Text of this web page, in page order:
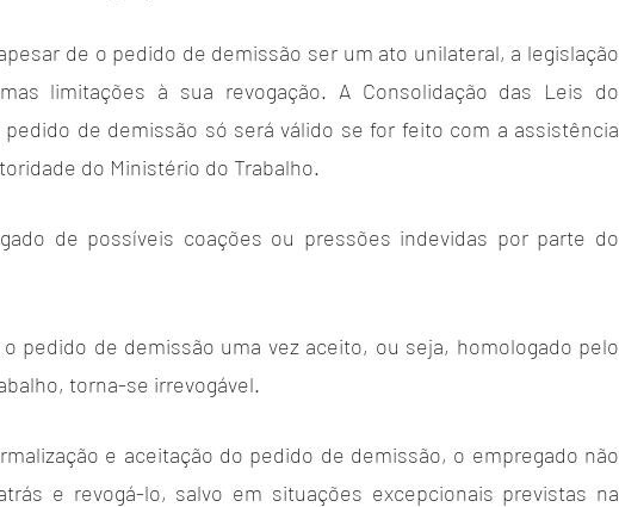
de o pedido de demissão ser um ato unilateral, a legislação
limitações à sua revogação. A Consolidação das Leis do
pedido de demissão só será válido se for feito com a assistência
do Ministério do Trabalho.
de possíveis coações ou pressões indevidas por parte do
pedido de demissão uma vez aceito, ou seja, homologado pelo
torna-se irrevogável.
e aceitação do pedido de demissão, o empregado não
e revogá-lo, salvo em situações excepcionais previstas na